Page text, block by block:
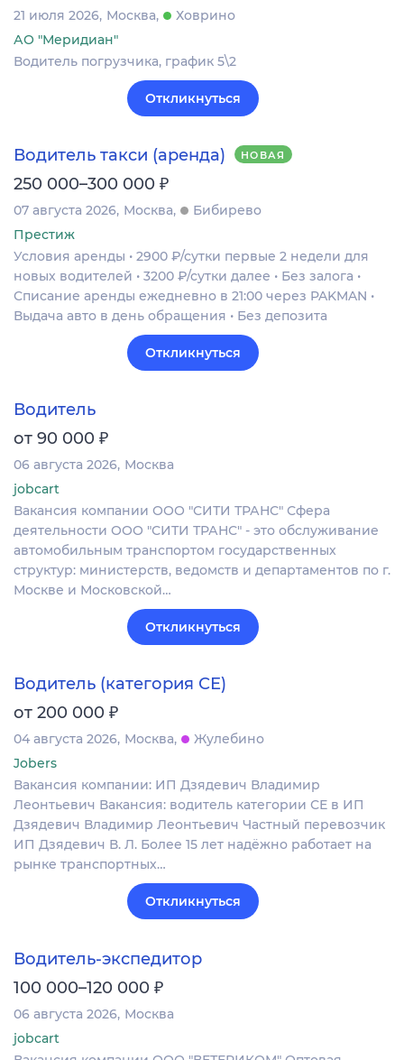
21 июля 2026 Москва
Ховрино
АО "Меридиан"
Водитель погрузчика, график 5\2
Откликнуться
Водитель такси (аренда) НОВАЯ
250 000–300 000 ₽
07 августа 2026 Москва
Бибирево
Престиж
Условия аренды • 2900 ₽/сутки первые 2 недели для
новых водителей • 3200 ₽/сутки далее • Без залога •
Списание аренды ежедневно в 21:00 через PAKMAN •
Выдача авто в день обращения • Без депозита
Откликнуться
Водитель
от 90 000 ₽
06 августа 2026 Москва
jobcart
Вакансия компании ООО "СИТИ ТРАНС" Сфера
деятельности ООО "СИТИ ТРАНС" - это обслуживание
автомобильным транспортом государственных
структур: министерств, ведомств и департаментов по г.
Москве и Московской…
Откликнуться
Водитель (категория СЕ)
от 200 000 ₽
04 августа 2026 Москва
Жулебино
Jobers
Вакансия компании: ИП Дзядевич Владимир
Леонтьевич Вакансия: водитель категории СЕ в ИП
Дзядевич Владимир Леонтьевич Частный перевозчик
ИП Дзядевич В. Л. Более 15 лет надёжно работает на
рынке транспортных…
Откликнуться
Водитель-экспедитор
100 000–120 000 ₽
06 августа 2026 Москва
jobcart